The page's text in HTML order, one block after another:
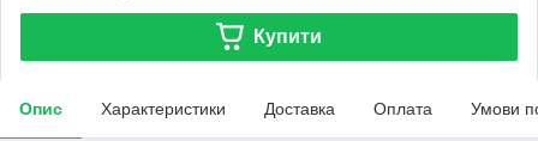
Купити
Опис Характеристики Доставка Оплата Умови